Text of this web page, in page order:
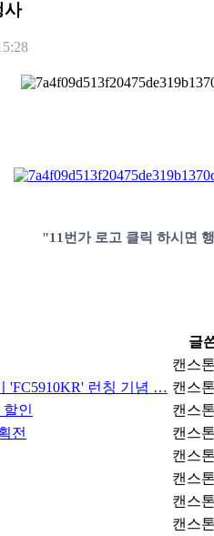
사
"11번가 로고 클릭 하시면
글
캔스톤
'FC5910KR' 런칭 기념 … 캔스톤
인 캔스톤
전 캔스톤
캔스톤
캔스톤
캔스톤
캔스톤